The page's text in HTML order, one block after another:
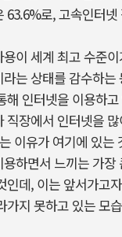
63.6%로, 고속인터
이 세계 최고 수준
는 상태를 감수하는
해 인터넷을 이용하
직장에서 인터넷을
이유가 여기에 있는
하면서 느끼는 가장
인데, 이는 앞서가고
가지 못하고 있는 모